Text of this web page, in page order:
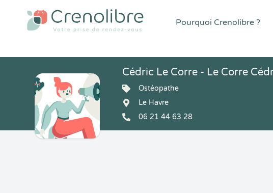
Pourquoi Crenolibre ?
Cédric Le Corre - Le Corre
Ostéopathe
Le Havre
06 21 44 63 28